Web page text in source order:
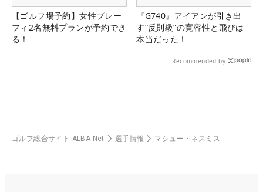
【ゴルフ場予約】女性プレー
フィ2名無料プランが予約でき
る！
『G740』アイアンが引き出
す“反則級”の寛容性と飛びは
本当だった！
Recommended by
ゴルフ総合サイト ALBA Net 選手情報 マシュー・ネスミス